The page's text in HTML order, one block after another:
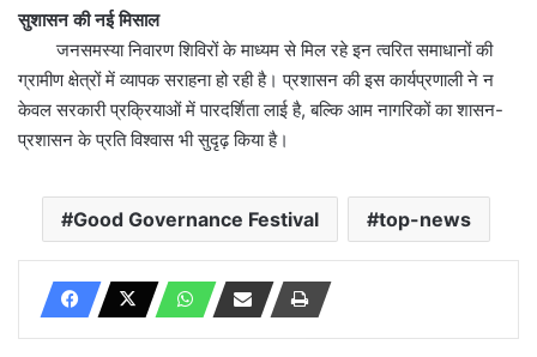
सुशासन की नई मिसाल
जनसमस्या निवारण शिविरों के माध्यम से मिल रहे इन त्वरित समाधानों की
ग्रामीण क्षेत्रों में व्यापक सराहना हो रही है। प्रशासन की इस कार्यप्रणाली ने न
केवल सरकारी प्रक्रियाओं में पारदर्शिता लाई है, बल्कि आम नागरिकों का शासन-
प्रशासन के प्रति विश्वास भी सुदृढ़ किया है।
Good Governance Festival top-news